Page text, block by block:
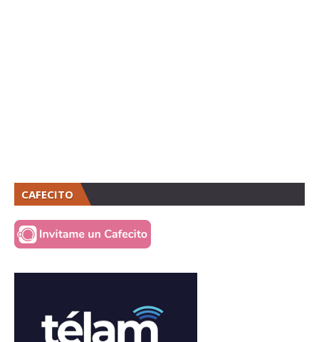
CAFECITO